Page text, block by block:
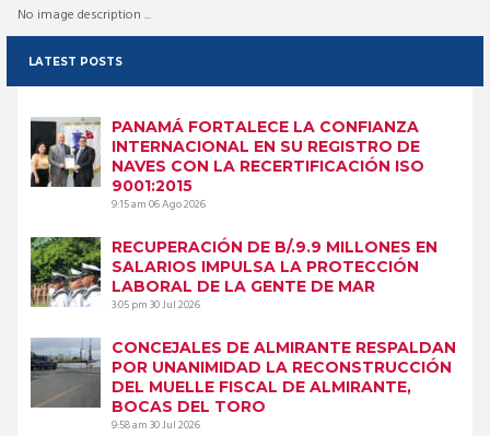
No image description ...
LATEST POSTS
PANAMÁ FORTALECE LA CONFIANZA
INTERNACIONAL EN SU REGISTRO DE
NAVES CON LA RECERTIFICACIÓN ISO
9001:2015
9:15 am06 Ago 2026
RECUPERACIÓN DE B/.9.9 MILLONES EN
SALARIOS IMPULSA LA PROTECCIÓN
LABORAL DE LA GENTE DE MAR
3:05 pm30 Jul 2026
CONCEJALES DE ALMIRANTE RESPALDAN
POR UNANIMIDAD LA RECONSTRUCCIÓN
DEL MUELLE FISCAL DE ALMIRANTE,
BOCAS DEL TORO
9:58 am30 Jul 2026